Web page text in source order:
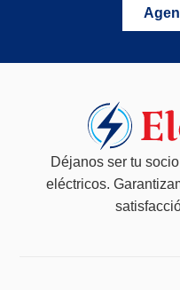
Déjanos ser tu
eléctricos.